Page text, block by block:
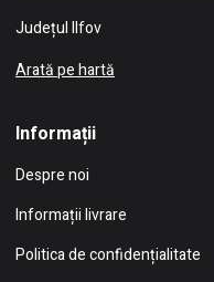
Județul Ilfov
Arată pe hartă
Informații
Despre noi
Informații livrare
Politica de confidențialitate